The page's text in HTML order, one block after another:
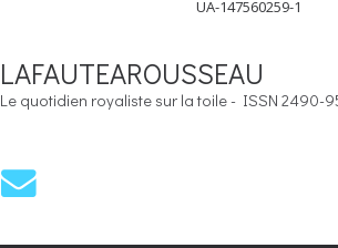
UA-147560259-1
LAFAUTEAROUSSEAU
Le quotidien royaliste sur la toile - ISSN 2490-